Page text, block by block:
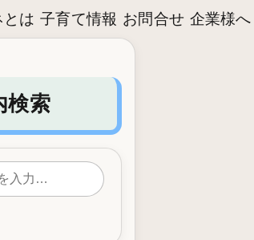
とは 子育て情報 お問合せ 企業様へ
検索